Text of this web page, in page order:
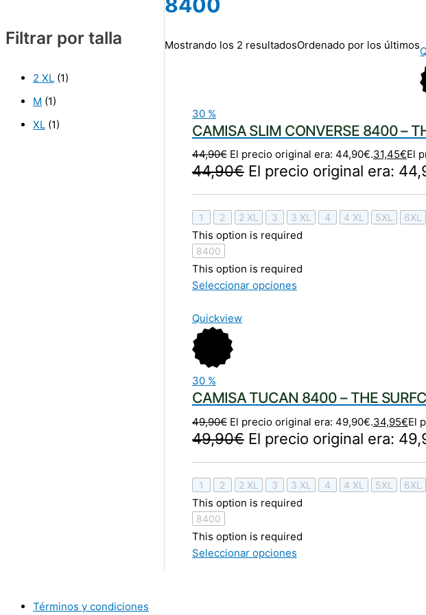
Filtrar por talla
2 XL (1)
M (1)
XL (1)
Mostrando los 2 resultadosOrdenado por los últimos
30 %
CAMISA SLIM CONVERSE 8400 –
44,90€ El precio original era: 44,90€.31,45€El
44,90€ El precio original era:
1 2 2 XL 3 3 XL 4 4 XL 5XL 6XL
This option is required
8400
This option is required
Seleccionar opciones
Quickview
30 %
CAMISA TUCAN 8400 – THE
49,90€ El precio original era: 49,90€.34,95€El
49,90€ El precio original era:
1 2 2 XL 3 3 XL 4 4 XL 5XL 6XL
This option is required
8400
This option is required
Seleccionar opciones
Términos y condiciones